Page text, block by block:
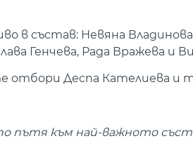
в състав: Невяна
Генчева, Рада Вражева и
отбори Деспа Кателиева и
пътя към най-важното